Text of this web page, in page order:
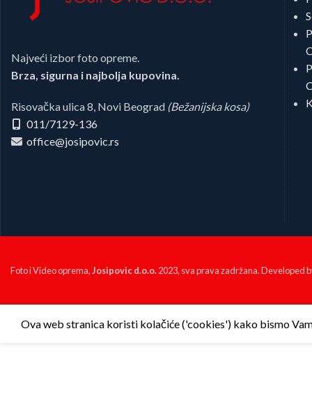
Najveći izbor foto opreme.
Brza, sigurna i najbolja kupovina.
Risovačka ulica 8, Novi Beograd (Bežanijska kosa)
011/7129-136
office@josipovic.rs
Foto i Video oprema,Josipovic d.o.o.2023, sva prava zadržana. Developed
Ova web stranica koristi kolačiće ('cookies') kako bismo